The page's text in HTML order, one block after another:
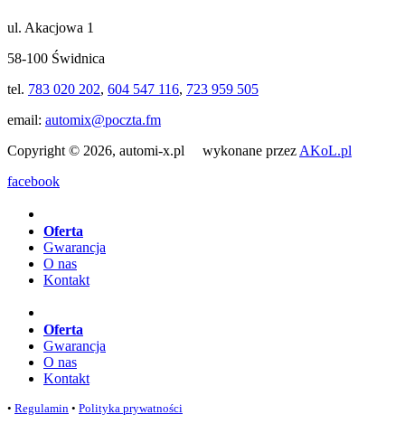
ul. Akacjowa 1
58-100 Świdnica
tel. 783 020 202, 604 547 116, 723 959 505
email: automix@poczta.fm
Copyright © 2026, automi-x.pl wykonane przez AKoL.pl
facebook
Oferta
Gwarancja
O nas
Kontakt
Oferta
Gwarancja
O nas
Kontakt
• Regulamin • Polityka prywatności